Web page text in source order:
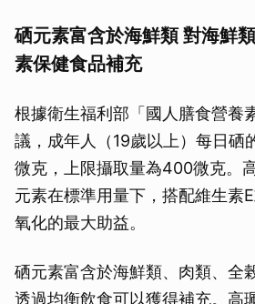
硒元素富含於海鮮類 對海鮮
素保健食品補充
根據衛生福利部「國人膳食營養
議，成年人（19歲以上）每日硒
微克，上限攝取量為400微克。
元素在標準用量下，搭配維生素
氧化的最大助益。
硒元素富含於海鮮類、肉類、全
透過均衡飲食可以獲得補充。高